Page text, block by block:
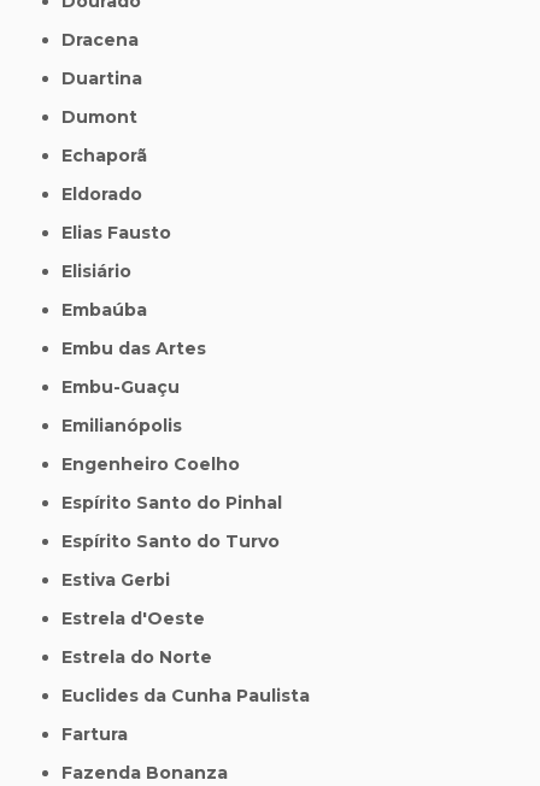
Dracena
Duartina
Dumont
Echaporã
Eldorado
Elias Fausto
Elisiário
Embaúba
Embu das Artes
Embu-Guaçu
Emilianópolis
Engenheiro Coelho
Espírito Santo do Pinhal
Espírito Santo do Turvo
Estiva Gerbi
Estrela d'Oeste
Estrela do Norte
Euclides da Cunha Paulista
Fartura
Fazenda Bonanza